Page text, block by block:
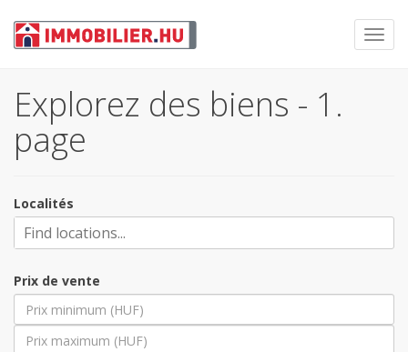
Explorez des biens - 1.
page
Localités
Prix de vente